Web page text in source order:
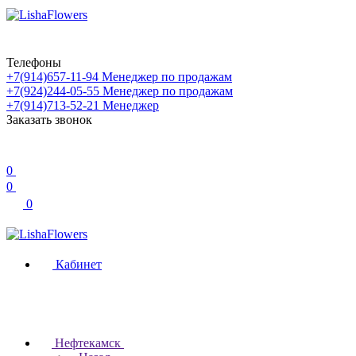
Телефоны
+7(914)657-11-94 Менеджер по продажам
+7(924)244-05-55 Менеджер по продажам
+7(914)713-52-21 Менеджер
Заказать звонок
0
0
0
Кабинет
Нефтекамск